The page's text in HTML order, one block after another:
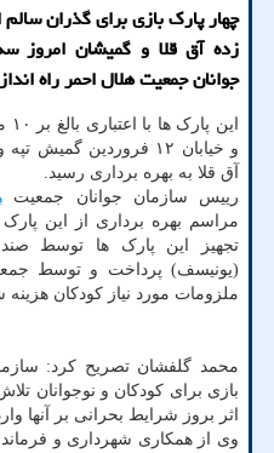
چهار پارك بازی برای گذران
زده آق قلا و گمیشان امروز
جوانان جمعیت هلال احمر راه
و خیابان ۱۲ فروردین
آق قلا به بهره برداری رسید.
رییس سازمان جوانان جمعیت
مراسم بهره برداری از این
تجهیز این پارک ها توسط
(یونیسف) پرداخت و توسط
ملزومات مورد نیاز کودکان هزینه
محمد گلفشان تصریح کرد:
بازی برای کودکان و نوجوانان
اثر بروز شرایط بحرانی بر آنها
وی از همکاری شهرداری و